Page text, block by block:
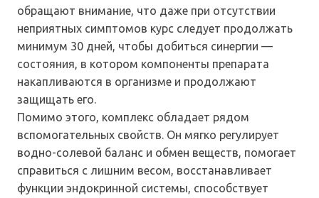
обращают внимание, что даже при отсутствии
неприятных симптомов курс следует продолжать
минимум 30 дней, чтобы добиться синергии —
состояния, в котором компоненты препарата
накапливаются в организме и продолжают
защищать его.
Помимо этого, комплекс обладает рядом
вспомогательных свойств. Он мягко регулирует
водно-солевой баланс и обмен веществ, помогает
справиться с лишним весом, восстанавливает
функции эндокринной системы, способствует